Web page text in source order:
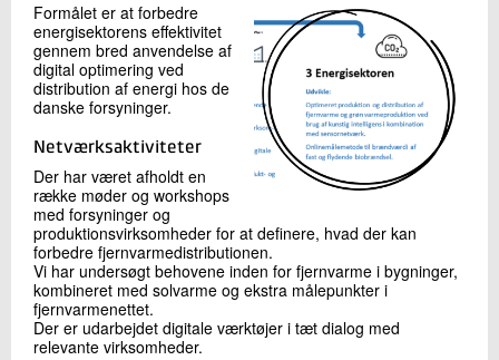
Send
04.Metrologi i energisektoren
05.Projekter
Formålet er at forbedre
energisektorens effektivitet
gennem bred anvendelse af
digital optimering ved
distribution af energi hos de
danske forsyninger.
Netværksaktiviteter
Der har været afholdt en
række møder og workshops
med forsyninger og
produktionsvirksomheder for at definere, hvad der kan
forbedre fjernvarmedistributionen.
Vi har undersøgt behovene inden for fjernvarme i bygninger,
kombineret med solvarme og ekstra målepunkter i
fjernvarmenettet.
Der er udarbejdet digitale værktøjer i tæt dialog med
relevante virksomheder.